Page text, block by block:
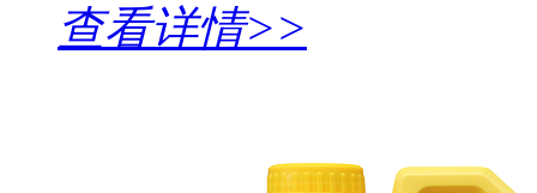
查看详情>>